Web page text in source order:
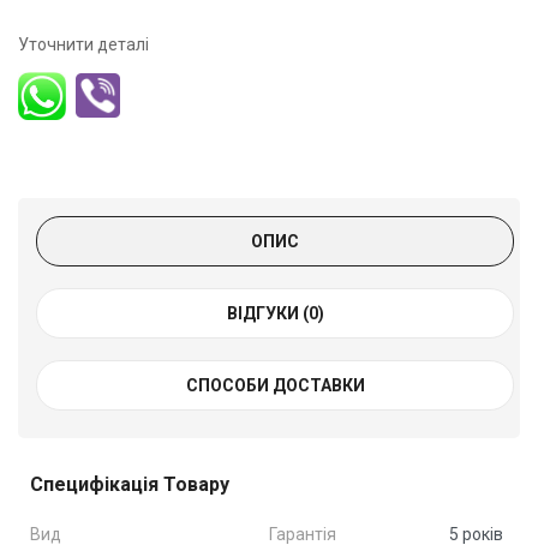
Уточнити деталі
ОПИС
ВІДГУКИ (0)
СПОСОБИ ДОСТАВКИ
Специфікація Товару
Вид
Гарантія 5 років